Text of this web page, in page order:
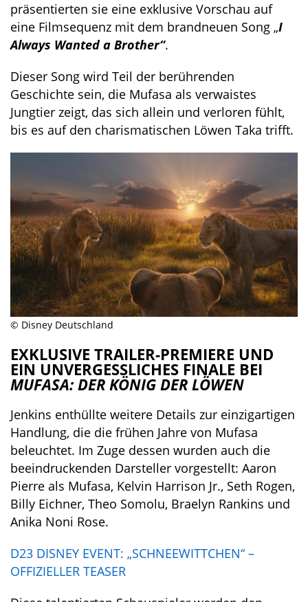
präsentierten sie eine exklusive Vorschau auf
eine Filmsequenz mit dem brandneuen Song „I
Always Wanted a Brother“.
Dieser Song wird Teil der berührenden
Geschichte sein, die Mufasa als verwaistes
Jungtier zeigt, das sich allein und verloren fühlt,
bis es auf den charismatischen Löwen Taka trifft.
© Disney Deutschland
EXKLUSIVE TRAILER-PREMIERE UND
EIN UNVERGESSLICHES FINALE BEI
MUFASA: DER KÖNIG DER LÖWEN
Jenkins enthüllte weitere Details zur einzigartigen
Handlung, die die frühen Jahre von Mufasa
beleuchtet. Im Zuge dessen wurden auch die
beeindruckenden Darsteller vorgestellt: Aaron
Pierre als Mufasa, Kelvin Harrison Jr., Seth Rogen,
Billy Eichner, Theo Somolu, Braelyn Rankins und
Anika Noni Rose.
D23 DISNEY EVENT: „SCHNEEWITTCHEN“ –
OFFIZIELLER TEASER